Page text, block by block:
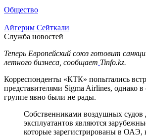
Общество
Айгерим Сейткали
Служба новостей
Теперь Европейский союз готовит
летного бизнеса, сообщает Tinfo.kz.
Корреспонденты «КТК» попытались
представителями Sigma Airlines, однако
группе явно были не рады.
Собственниками воздушных судов
эксплуатантов являются
которые зарегистрированы в ОАЭ,